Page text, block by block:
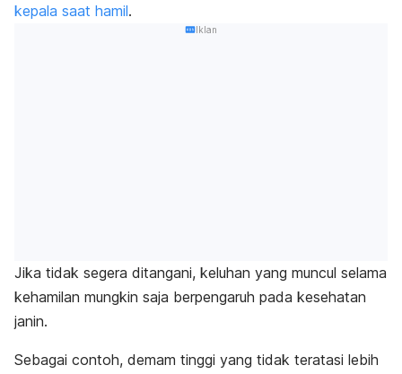
kepala saat hamil.
Iklan
Jika tidak segera ditangani, keluhan yang muncul selama
kehamilan mungkin saja berpengaruh pada kesehatan
janin.
Sebagai contoh, demam tinggi yang tidak teratasi lebih